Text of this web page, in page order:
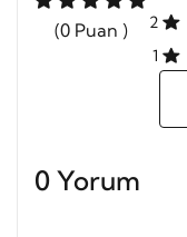
(0 Puan )
2
1
0 Yorum